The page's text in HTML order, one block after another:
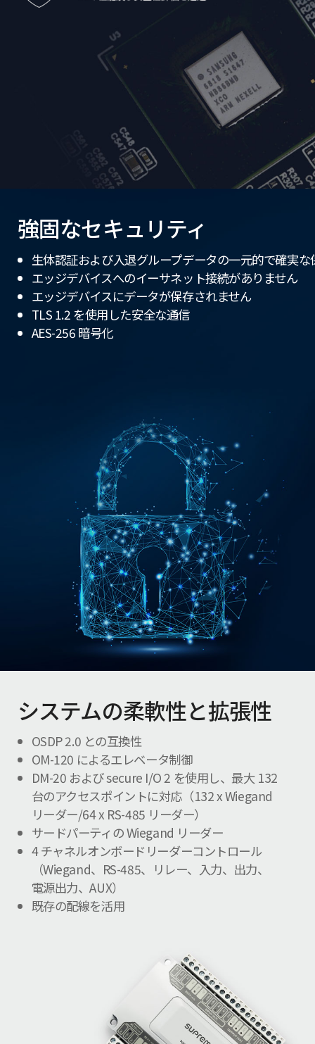
強固なセキュリティ
生体認証および入退グループデータの一元的で確実な
エッジデバイスへのイーサネット接続がありません
エッジデバイスにデータが保存されません
TLS 1.2 を使用した安全な通信
AES-256 暗号化
システムの柔軟性と拡張性
OSDP 2.0 との互換性
OM-120 によるエレベータ制御
DM-20 および secure I/O 2 を使用し、最大 132
台のアクセスポイントに対応（132 x Wiegand
リーダー/64 x RS-485 リーダー）
サードパーティの Wiegand リーダー
4 チャネルオンボードリーダーコントロール
（Wiegand、RS-485、リレー、入力、出力、
電源出力、AUX）
既存の配線を活用